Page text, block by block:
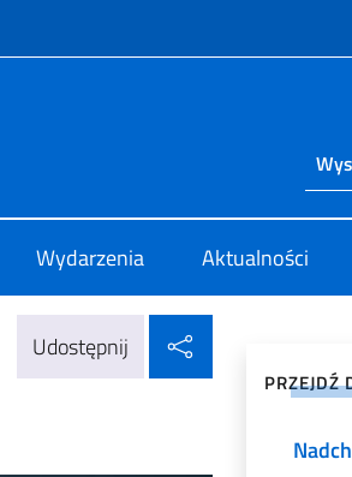
Szukaj na stronie
Wydarzenia Aktualności
Udostępnij
PRZEJDŹ